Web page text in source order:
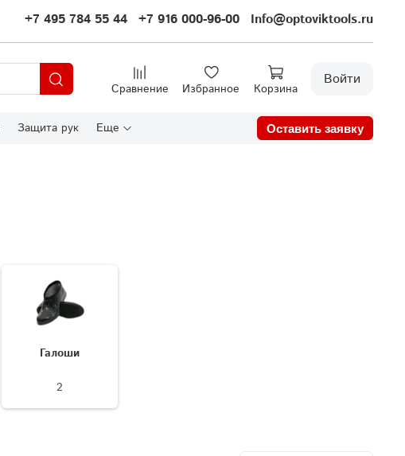
+7 495 784 55 44 +7 916 000-96-00 Info@optoviktools.ru
Сравнение Избранное Корзина
Войти
Защита рук Еще Оставить заявку
Галоши
2